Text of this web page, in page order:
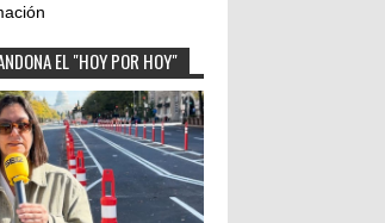
EL "HOY POR HOY"